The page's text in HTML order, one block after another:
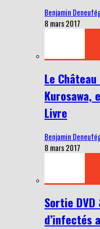
Benjamin
8 mars 2017
Le Château
Kurosawa,
Livre
Benjamin
8 mars 2017
Sortie
d’infectés